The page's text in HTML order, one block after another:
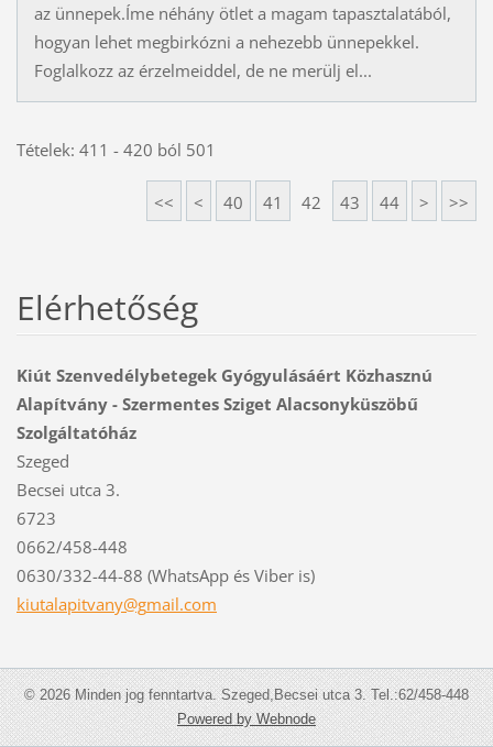
az ünnepek.Íme néhány ötlet a magam tapasztalatából,
hogyan lehet megbirkózni a nehezebb ünnepekkel.
Foglalkozz az érzelmeiddel, de ne merülj el...
Tételek: 411 - 420 ból 501
<< < 40 41 42 43 44 > >>
Elérhetőség
Kiút Szenvedélybetegek Gyógyulásáért Közhasznú
Alapítvány - Szermentes Sziget Alacsonyküszöbű
Szolgáltatóház
Szeged
Becsei utca 3.
6723
0662/458-448
0630/332-44-88 (WhatsApp és Viber is)
kiutalapitvany@gmail.com
© 2026 Minden jog fenntartva. Szeged,Becsei utca 3. Tel.:62/458-448
Powered by Webnode